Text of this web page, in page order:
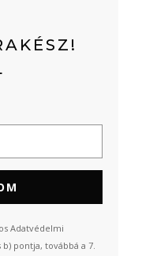
Adatvédelmi
b) pontja, továbbá a 7.